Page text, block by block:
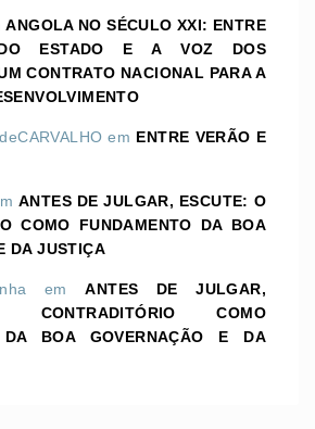
ANGOLA NO SÉCULO XXI: ENTRE
ESTADO E A VOZ DOS
CONTRATO NACIONAL PARA A
em ENTRE VERÃO E
ANTES DE JULGAR, ESCUTE: O
COMO FUNDAMENTO DA BOA
DA JUSTIÇA
emANTES DE JULGAR,
COMO
DA BOA GOVERNAÇÃO E DA